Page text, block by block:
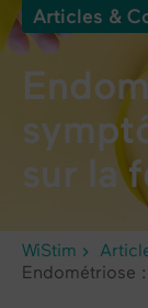
Articles &
sur la
WiStim
Endométriose